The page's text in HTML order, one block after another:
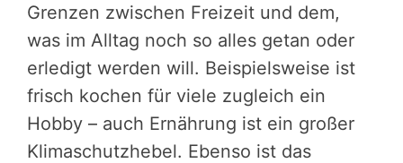
Grenzen zwischen Freizeit und dem,
was im Alltag noch so alles getan oder
erledigt werden will. Beispielsweise ist
frisch kochen für viele zugleich ein
Hobby – auch Ernährung ist ein großer
Klimaschutzhebel. Ebenso ist das